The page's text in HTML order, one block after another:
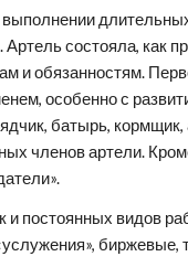
состояла, как
и обязанностям.
особенно с
батырь, кормщик,
членов артели.
биржевые,